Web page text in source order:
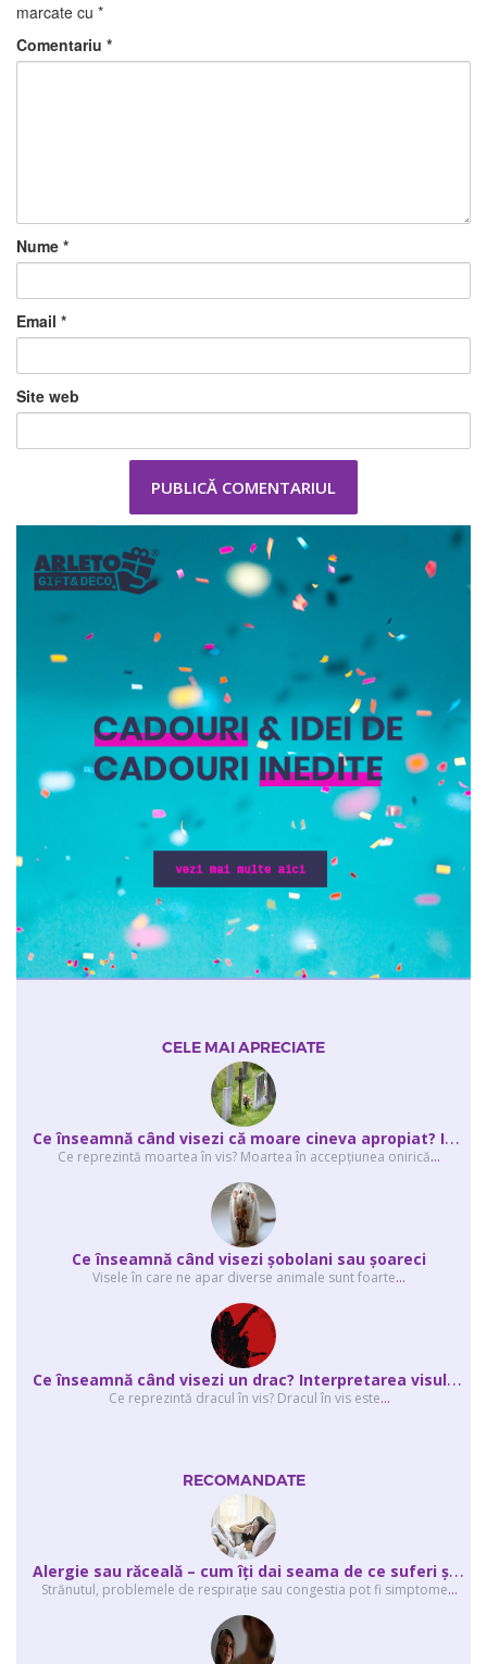
marcate cu *
Comentariu *
Nume *
Email *
Site web
CELE MAI APRECIATE
C
e înseamnă când visezi că moare cineva apropiat? Interpretarea visului în ...
Ce reprezintă moartea în vis? Moartea în accepţiunea onirică...
Ce înseamnă când visezi şobolani sau şoareci
Visele în care ne apar diverse animale sunt foarte...
C
e înseamnă când visezi un drac? Interpretarea visului în care apar unul sau...
Ce reprezintă dracul în vis? Dracul în vis este...
RECOMANDATE
A
lergie sau răceală – cum îţi dai seama de ce suferi și de ce conteaz...
Strănutul, problemele de respirație sau congestia pot fi simptome...